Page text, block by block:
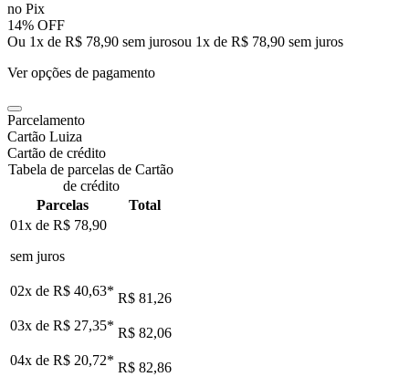
no Pix
14% OFF
Ou 1x de R$ 78,90 sem jurosou 1x de R$ 78,90 sem juros
Ver opções de pagamento
Parcelamento
Cartão Luiza
Cartão de crédito
Tabela de parcelas de Cartão
de crédito
Parcelas
Total
01x de R$ 78,90
sem juros
02x de R$ 40,63* R$ 81,26
03x de R$ 27,35* R$ 82,06
04x de R$ 20,72* R$ 82,86